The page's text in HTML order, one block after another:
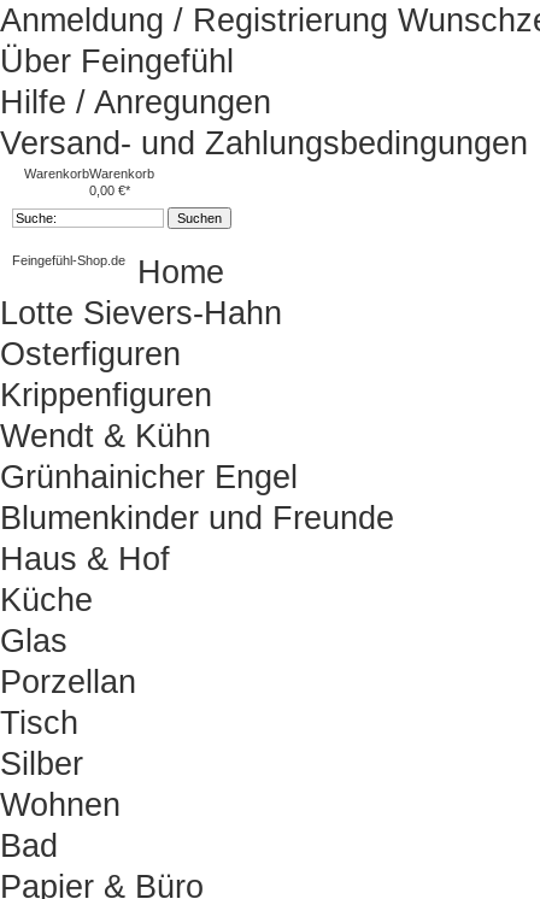
Anmeldung / Registrierung
Über Feingefühl
Hilfe / Anregungen
Versand- und Zahlungsbedingungen
WarenkorbWarenkorb
0,00 €*
Feingefühl-Shop.de
Home
Lotte Sievers-Hahn
Osterfiguren
Krippenfiguren
Wendt & Kühn
Grünhainicher Engel
Blumenkinder und Freunde
Haus & Hof
Küche
Glas
Porzellan
Tisch
Silber
Wohnen
Bad
Papier & Büro